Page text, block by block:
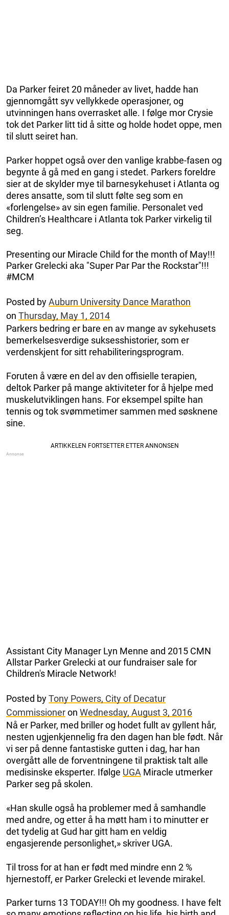
Da Parker feiret 20 måneder av livet, hadde han
gjennomgått syv vellykkede operasjoner, og
utvinningen hans overrasket alle. I følge mor Crysie
tok det Parker litt tid å sitte og holde hodet oppe, men
til slutt seiret han.
Parker hoppet også over den vanlige krabbe-fasen og
begynte å gå med en gang i stedet. Parkers foreldre
sier at de skylder mye til barnesykehuset i Atlanta og
deres ansatte, som til slutt følte seg som en
«forlengelse» av sin egen familie. Personalet ved
Children’s Healthcare i Atlanta tok Parker virkelig til
seg.
Presenting our Miracle Child for the month of May!!!
Parker Grelecki aka "Super Par Par the Rockstar"!!!
#MCM
Posted byAuburn University Dance Marathon
on Thursday, May 1, 2014
Parkers bedring er bare en av mange av sykehusets
bemerkelsesverdige suksesshistorier, som er
verdenskjent for sitt rehabiliteringsprogram.
Foruten å være en del av den offisielle terapien,
deltok Parker på mange aktiviteter for å hjelpe med
muskelutviklingen hans. For eksempel spilte han
tennis og tok svømmetimer sammen med søsknene
sine.
Assistant City Manager Lyn Menne and 2015 CMN
Allstar Parker Grelecki at our fundraiser sale for
Children's Miracle Network!
Posted byTony Powers, City of Decatur
Commissioneron Wednesday, August 3, 2016
Nå er Parker, med briller og hodet fullt av gyllent hår,
nesten ugjenkjennelig fra den dagen han ble født. Når
vi ser på denne fantastiske gutten i dag, har han
overgått alle de forventningene til praktisk talt alle
medisinske eksperter. Ifølge UGA Miracle utmerker
Parker seg på skolen.
«Han skulle også ha problemer med å samhandle
med andre, og etter å ha møtt ham i to minutter er
det tydelig at Gud har gitt ham en veldig
engasjerende personlighet,» skriver UGA.
Til tross for at han er født med mindre enn 2 %
hjernestoff, er Parker Grelecki et levende mirakel.
Parker turns 13 TODAY!!! Oh my goodness. I have felt